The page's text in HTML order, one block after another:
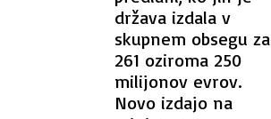
država izdala v
skupnem obsegu za
261 oziroma 250
milijonov evrov.
Novo izdajo na